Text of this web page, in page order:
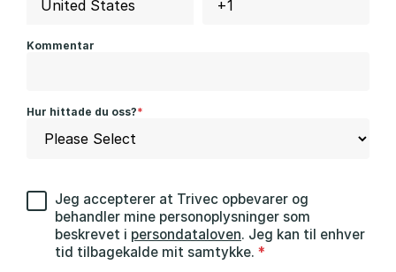
Kommentar
Hur hittade du oss?*
Jeg accepterer at Trivec opbevarer og
behandler mine personoplysninger som
beskrevet i persondataloven. Jeg kan til enhver
tid tilbagekalde mit samtykke.